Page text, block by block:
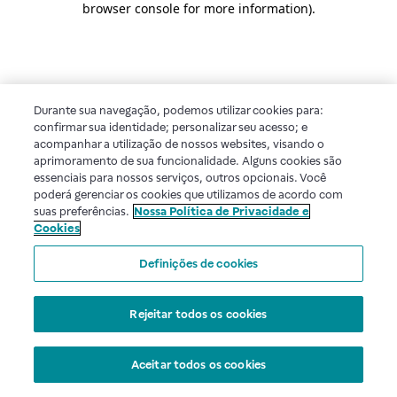
browser console for more information).
Durante sua navegação, podemos utilizar cookies para:
confirmar sua identidade; personalizar seu acesso; e
acompanhar a utilização de nossos websites, visando o
aprimoramento de sua funcionalidade. Alguns cookies são
essenciais para nossos serviços, outros opcionais. Você
poderá gerenciar os cookies que utilizamos de acordo com
suas preferências. Nossa Política de Privacidade e
Cookies
Definições de cookies
Rejeitar todos os cookies
Aceitar todos os cookies